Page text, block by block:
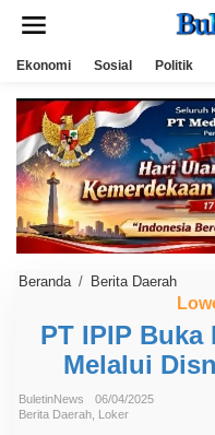
Ekonomi Sosial Politik
Beranda / Berita Daerah
T
I
P
I
P
B
PT IPIP Buka
Melalui
BuletinNews
06/04/2025
Berita Daerah Loker